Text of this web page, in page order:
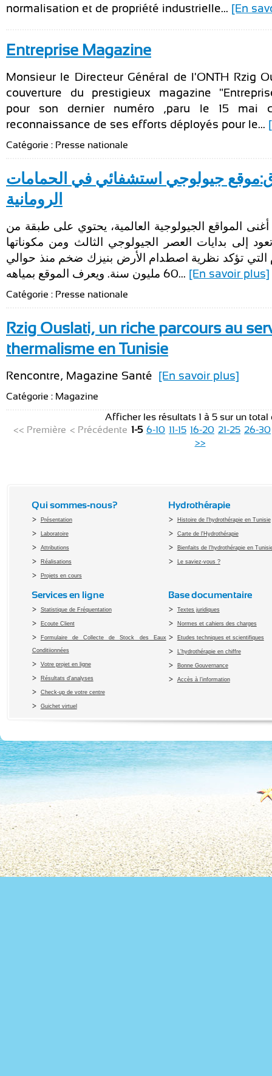
normalisation et de propriété industrielle... [En
Entreprise Magazine
Monsieur le Directeur Général de l'ONTH Rzig
couverture du prestigieux magazine
pour son dernier numéro ,paru le 15 mai
reconnaissance de ses efforts déployés pour le...
Catégorie : Presse nationale
جيولوجي استشفائي في الحمامات
الرومانية
المواقع الجيولوجية العالمية، يحتوي على طبقة من
إلى بدايات العصر الجيولوجي الثالث ومن مكوناتها
التي تؤكد نظرية اصطدام الأرض بنيزك ضخم منذ حوالي
60 مليون سنة. ويعرف الموقع بمياهه... [En savoir plus]
Catégorie : Presse nationale
Rzig Ouslati, un riche parcours au
thermalisme en Tunisie
Rencontre, Magazine Santé [En savoir plus]
Catégorie : Magazine
Afficher les résultats 1 à 5 sur un total
<< Première < Précédente 1-5 6-10 11-15 16-20 21-25 26-30
>>
Qui sommes-nous?
Présentation
Laboratoire
Attributions
Réalisations
Projets en cours
Hydrothérapie
Histoire de l'hydrothérapie en Tunisie
Carte de l'Hydrothérapie
Bienfaits de l'hydrothérapie en
Le saviez-vous ?
Services en ligne
Statistique de Fréquentation
Ecoute Client
Formulaire de Collecte de Stock des Eaux
Conditiionnées
Votre projet en ligne
Résultats d'analyses
Check-up de votre centre
Guichet virtuel
Base documentaire
Textes juridiques
Normes et cahiers des charges
Etudes techniques et scientifiques
L'hydrothérapie en chiffre
Bonne Gouvernance
Accès à l’information